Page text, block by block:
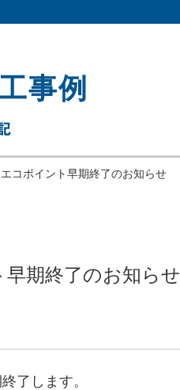
事例
コポイント早期終了のお知らせ
期終了のお知らせ
了します。